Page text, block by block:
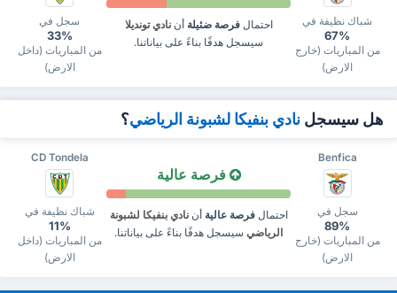
سجل في
33%
من المباريات (داخل
الارض)
احتمالفرصة ضئيلة أننادي تونديلا
سيسجل هدفًا بناءً على بياناتنا.
شباك نظيفة في
67%
من المباريات (خارج
الارض)
هل سيسجل نادي بنفيكا لشبونة الرياضي؟
CD Tondela Benfica
شباك نظيفة في
11%
من المباريات (داخل
الارض)
فرصة عالية
احتمالفرصة عالية أننادي بنفيكا لشبونة
الرياضي سيسجل هدفًا بناءً على بياناتنا.
سجل في
89%
من المباريات (خارج
الارض)